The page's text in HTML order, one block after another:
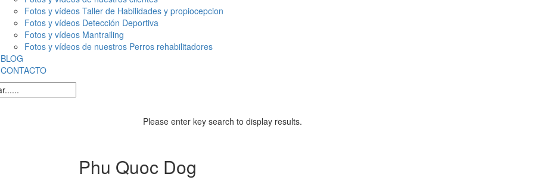
Fotos y vídeos Taller de Habilidades y propiocepcion
Fotos y vídeos Detección Deportiva
Fotos y vídeos Mantrailing
Fotos y vídeos de nuestros Perros rehabilitadores
BLOG
CONTACTO
Please enter key search to display results.
Phu Quoc Dog